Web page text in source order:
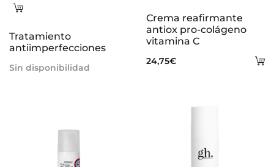
Leer
Tratamiento
antiimperfecciones
Sin disponibilidad
Crema reafirmante
antiox pro-colágeno
vitamina C
24,75€